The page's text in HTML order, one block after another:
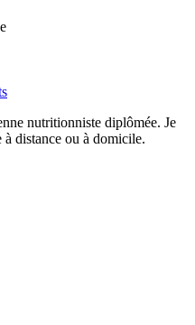
nutritionniste diplômée. Je
à distance ou à domicile.